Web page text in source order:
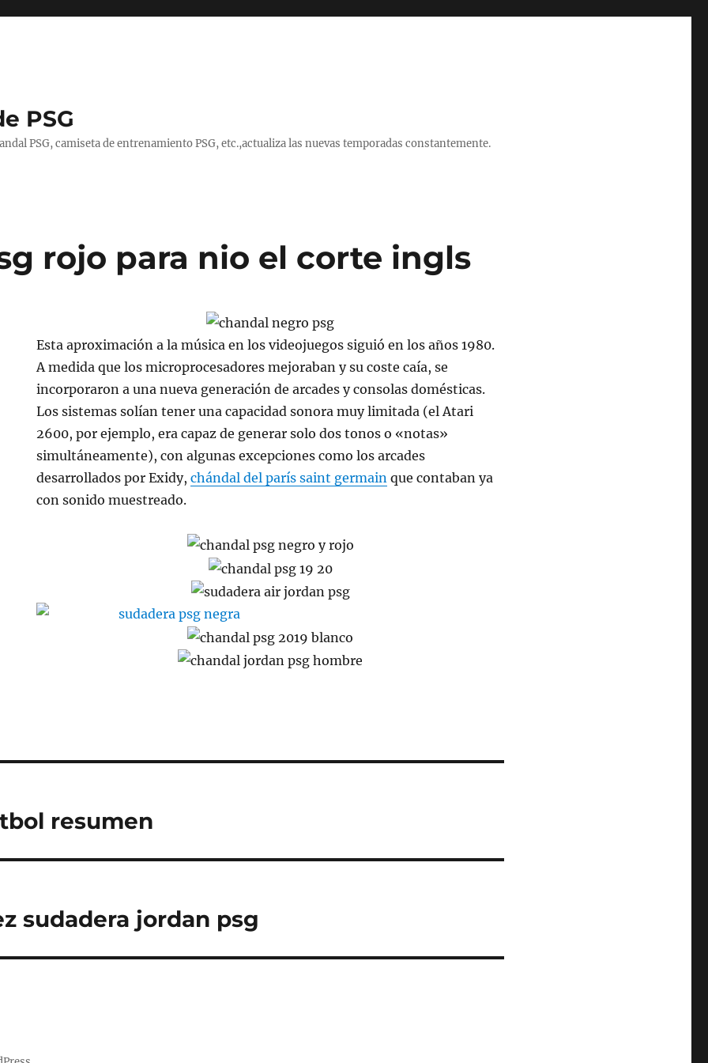
PSG
PSG, camiseta de entrenamiento PSG, etc.,actualiza las nuevas temporadas constantemente.
rojo para nio el corte ingls
Esta aproximación a la música en los videojuegos siguió en los años 1980.
A medida que los microprocesadores mejoraban y su coste caía, se
incorporaron a una nueva generación de arcades y consolas domésticas.
Los sistemas solían tener una capacidad sonora muy limitada (el Atari
2600, por ejemplo, era capaz de generar solo dos tonos o «notas»
simultáneamente), con algunas excepciones como los arcades
desarrollados por Exidy,chándal del parís saint germain que contaban ya
con sonido muestreado.
resumen
sudadera jordan psg